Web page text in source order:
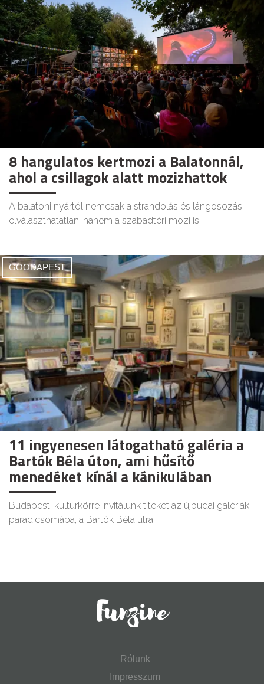
8 hangulatos kertmozi a Balatonnál,
ahol a csillagok alatt mozizhattok
A balatoni nyártól nemcsak a strandolás és lángosozás
elválaszthatatlan, hanem a szabadtéri mozi is.
GOODAPEST
11 ingyenesen látogatható galéria a
Bartók Béla úton, ami hűsítő
menedéket kínál a kánikulában
Budapesti kultúrkörre invitálunk titeket az újbudai galériák
paradicsomába, a Bartók Béla útra.
Rólunk
Impresszum